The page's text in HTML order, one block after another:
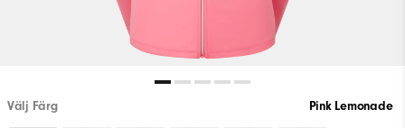
Välj Färg Pink Lemonade